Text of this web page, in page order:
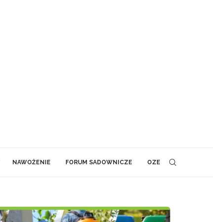
NAWOŻENIE FORUM SADOWNICZE OZE